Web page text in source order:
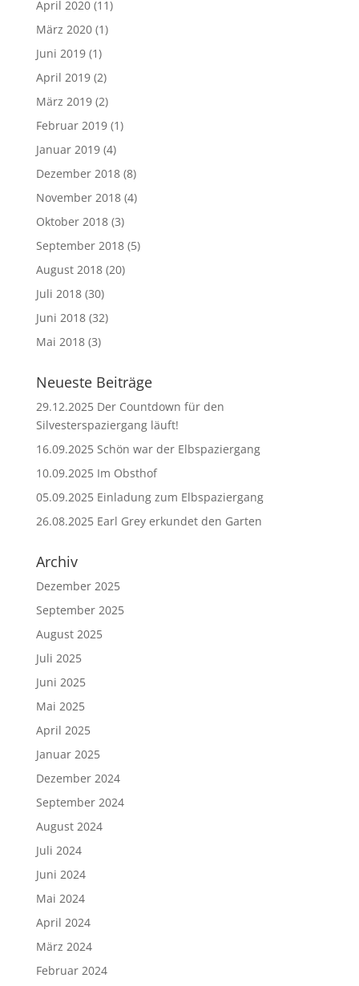
April 2020(11)
März 2020(1)
Juni 2019(1)
April 2019(2)
März 2019(2)
Februar 2019(1)
Januar 2019(4)
Dezember 2018(8)
November 2018(4)
Oktober 2018(3)
September 2018(5)
August 2018(20)
Juli 2018(30)
Juni 2018(32)
Mai 2018(3)
Neueste Beiträge
29.12.2025 Der Countdown für den
Silvesterspaziergang läuft!
16.09.2025 Schön war der Elbspaziergang
10.09.2025 Im Obsthof
05.09.2025 Einladung zum Elbspaziergang
26.08.2025 Earl Grey erkundet den Garten
Archiv
Dezember 2025
September 2025
August 2025
Juli 2025
Juni 2025
Mai 2025
April 2025
Januar 2025
Dezember 2024
September 2024
August 2024
Juli 2024
Juni 2024
Mai 2024
April 2024
März 2024
Februar 2024